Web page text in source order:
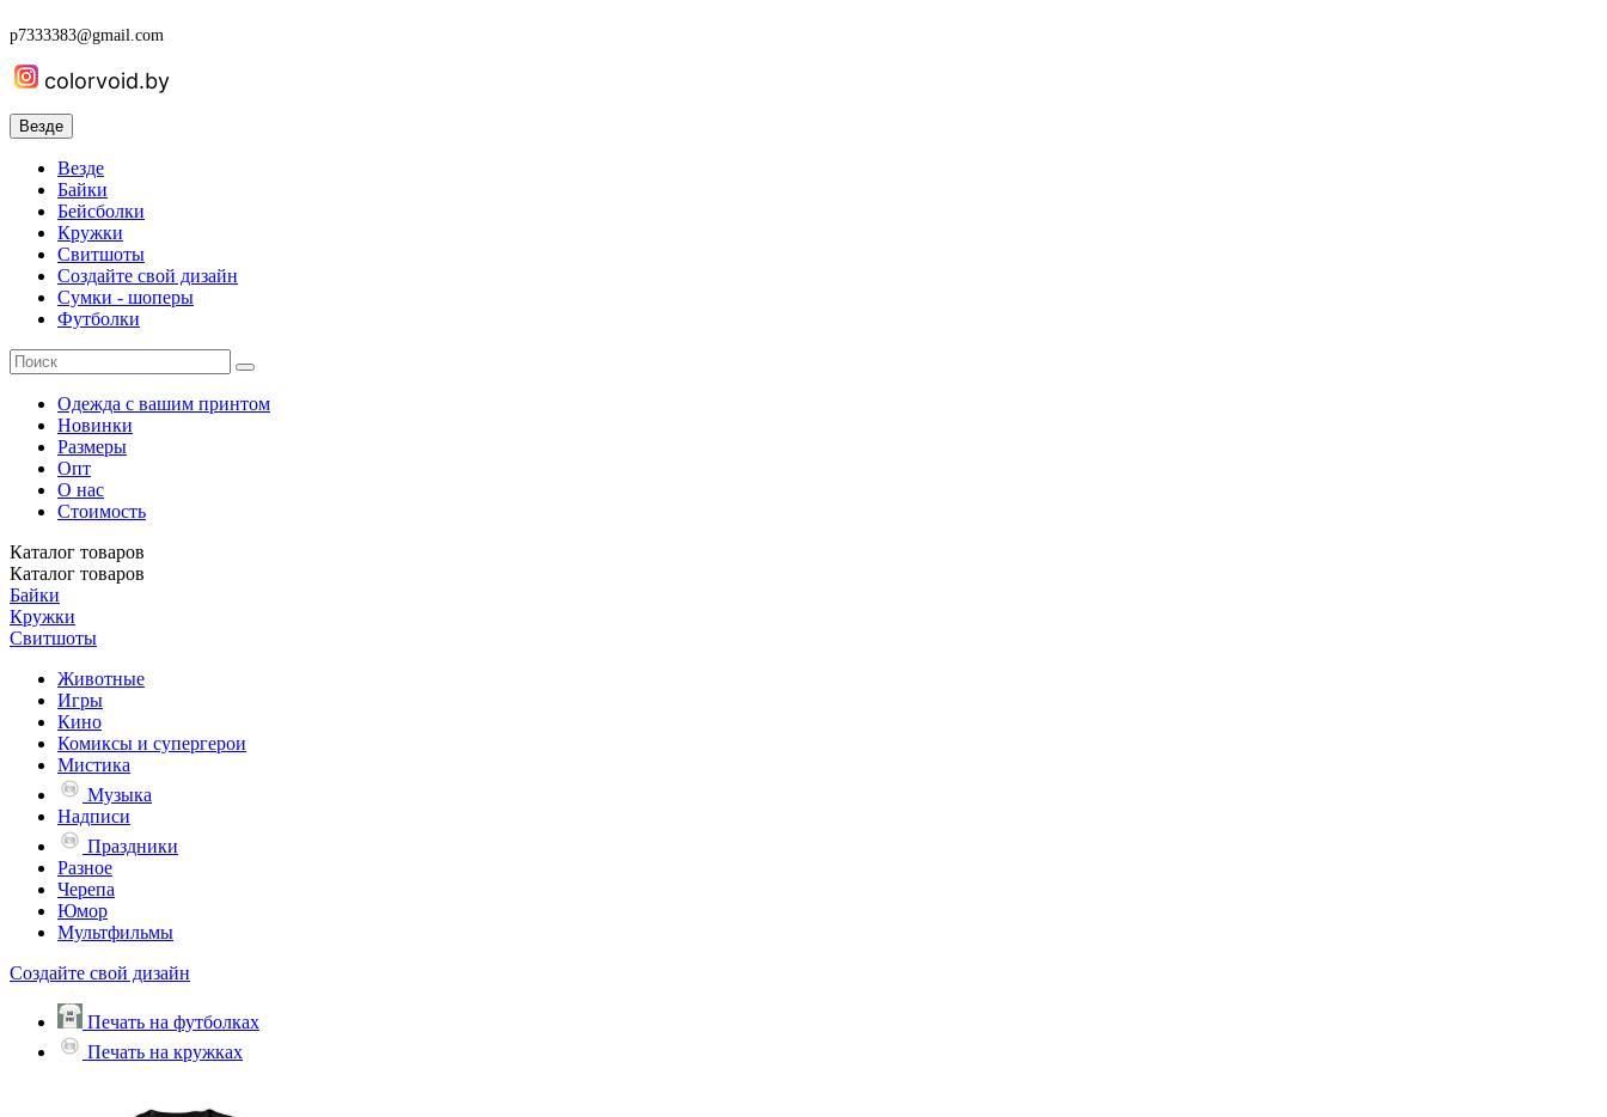
p7333383@gmail.com
colorvoid.by
Везде
Везде
Байки
Бейсболки
Кружки
Свитшоты
Создайте свой дизайн
Сумки - шоперы
Футболки
Одежда с вашим принтом
Новинки
Размеры
Опт
О нас
Стоимость
Каталог товаров
Каталог товаров
Байки
Кружки
Свитшоты
Животные
Игры
Кино
Комиксы и супергерои
Мистика
Музыка
Надписи
Праздники
Разное
Черепа
Юмор
Мультфильмы
Создайте свой дизайн
Печать на футболках
Печать на кружках